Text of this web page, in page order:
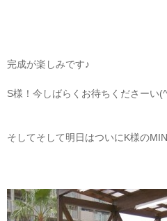
完成が楽しみです♪
S様！今しばらくお待ちくださーい
そしてそして明日はついにK様の